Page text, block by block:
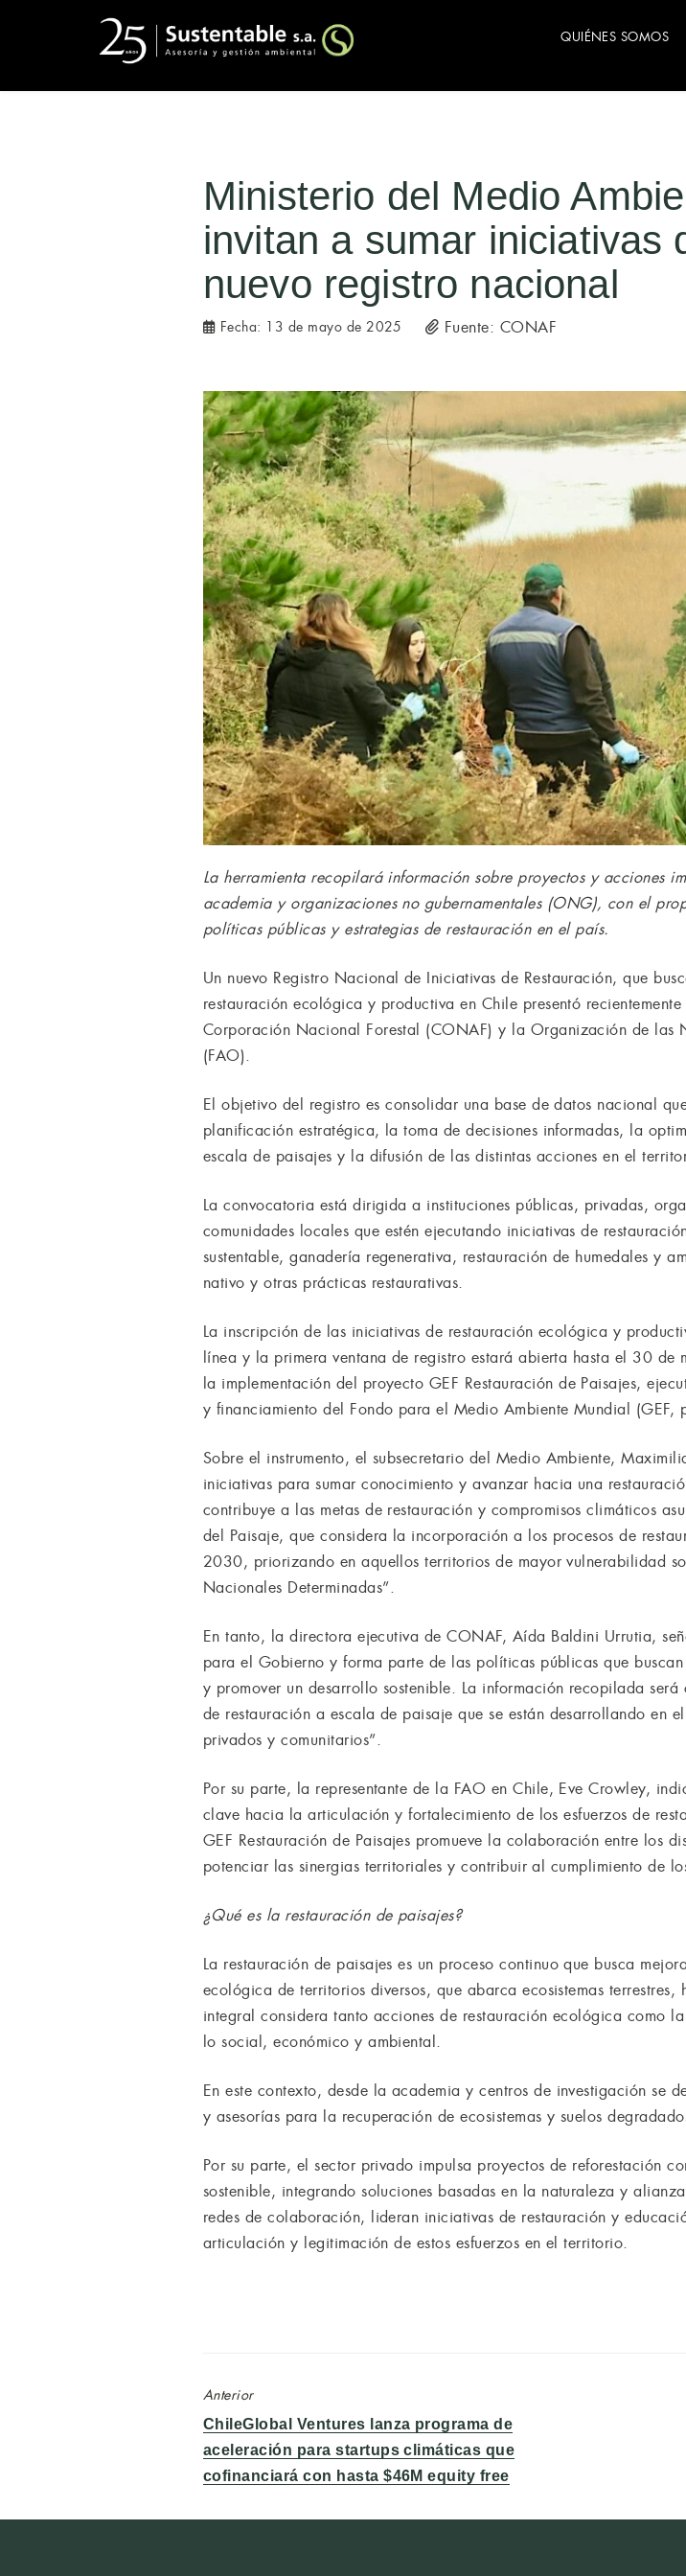
QUIÉNES SOMOS
Ministerio del Medio
invitan a sumar iniciativas
nuevo registro nacional
Fecha: 13 de mayo de 2025 Fuente: CONAF
La herramienta recopilará información sobre proyectos y acciones
academia y organizaciones no gubernamentales (ONG), con el
políticas públicas y estrategias de restauración en el país.
Un nuevo Registro Nacional de Iniciativas de Restauración, que
restauración ecológica y productiva en Chile presentó
Corporación Nacional Forestal (CONAF) y la Organización de las
(FAO).
El objetivo del registro es consolidar una base de datos nacional
planificación estratégica, la toma de decisiones informadas, la
escala de paisajes y la difusión de las distintas acciones en el
La convocatoria está dirigida a instituciones públicas, privadas,
comunidades locales que estén ejecutando iniciativas de
sustentable, ganadería regenerativa, restauración de humedales y
nativo y otras prácticas restaurativas.
La inscripción de las iniciativas de restauración ecológica y
línea y la primera ventana de registro estará abierta hasta el 30
la implementación del proyecto GEF Restauración de Paisajes,
y financiamiento del Fondo para el Medio Ambiente Mundial (GEF,
Sobre el instrumento, el subsecretario del Medio Ambiente,
iniciativas para sumar conocimiento y avanzar hacia una
contribuye a las metas de restauración y compromisos climáticos
del Paisaje, que considera la incorporación a los procesos de
2030, priorizando en aquellos territorios de mayor vulnerabilidad
Nacionales Determinadas”.
En tanto, la directora ejecutiva de CONAF, Aída Baldini Urrutia,
para el Gobierno y forma parte de las políticas públicas que
y promover un desarrollo sostenible. La información recopilada
de restauración a escala de paisaje que se están desarrollando en
privados y comunitarios”.
Por su parte, la representante de la FAO en Chile, Eve Crowley,
clave hacia la articulación y fortalecimiento de los esfuerzos de
GEF Restauración de Paisajes promueve la colaboración entre los
potenciar las sinergias territoriales y contribuir al cumplimiento de
¿Qué es la restauración de paisajes?
La restauración de paisajes es un proceso continuo que busca
ecológica de territorios diversos, que abarca ecosistemas terrestres,
integral considera tanto acciones de restauración ecológica como
lo social, económico y ambiental.
En este contexto, desde la academia y centros de investigación se
y asesorías para la recuperación de ecosistemas y suelos
Por su parte, el sector privado impulsa proyectos de reforestación
sostenible, integrando soluciones basadas en la naturaleza y
redes de colaboración, lideran iniciativas de restauración y
articulación y legitimación de estos esfuerzos en el territorio.
Anterior
Entrada
anterior:
ChileGlobal Ventures lanza programa de
aceleración para startups climáticas que
cofinanciará con hasta $46M equity free